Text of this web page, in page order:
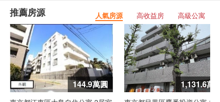
推薦房源 人氣房源 高收益房 高級公寓
144.9萬圓 1,131.6萬